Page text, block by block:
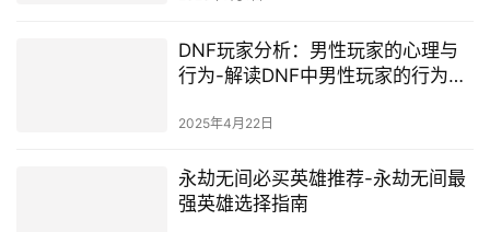
DNF玩家分析：男性玩家的心理与
行为-解读DNF中男性玩家的行为特
2025年4月22日
永劫无间必买英雄推荐-永劫无间最
强英雄选择指南